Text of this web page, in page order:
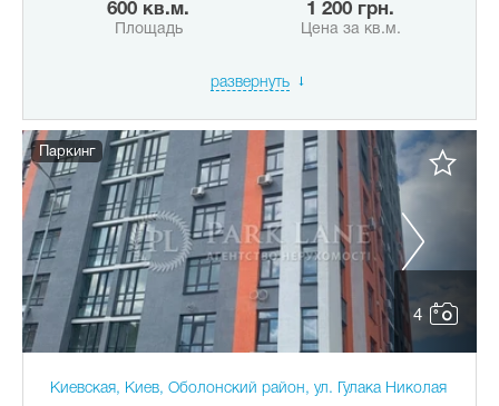
600 кв.м.
Площадь
1 200 грн.
Цена за кв.м.
развернуть
4
Паркинг
Киевская, Киев, Оболонский район, ул. Гулака Николая